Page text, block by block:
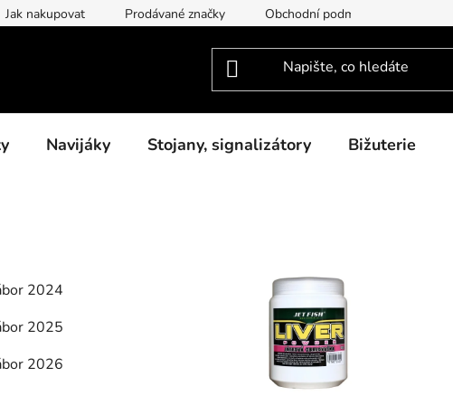
Jak nakupovat Prodávané značky Obchodní podmínky
Navijáky Stojany, signalizátory Bižuterie
2024
2025
2026